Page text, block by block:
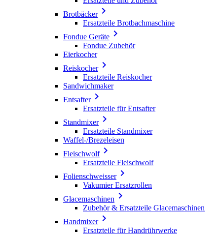
Brotbäcker
Ersatzteile Brotbachmaschine
Fondue Geräte 
Fondue Zubehör
Eierkocher
Reiskocher
Ersatzteile Reiskocher
Sandwichmaker
Entsafter
Ersatzteile für Entsafter
Standmixer
Ersatzteile Standmixer
Waffel-/Brezeleisen
Fleischwolf
Ersatzteile Fleischwolf
Folienschweisser
Vakumier Ersatzrollen
Glacemaschinen 
Zubehör & Ersatzteile Glacemaschinen
Handmixer
Ersatzteile für Handrührwerke